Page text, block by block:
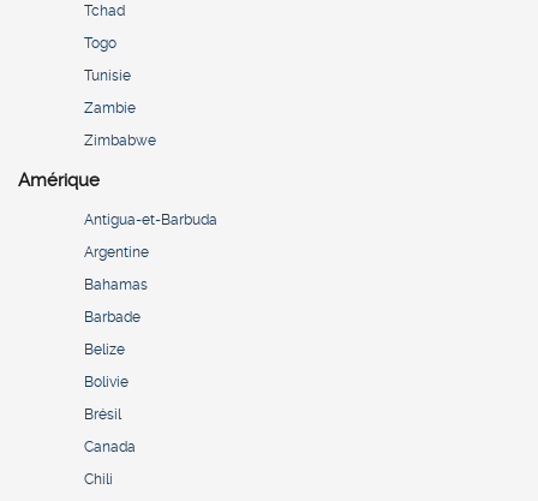
Tchad
Togo
Tunisie
Zambie
Zimbabwe
Amérique
Antigua-et-Barbuda
Argentine
Bahamas
Barbade
Belize
Bolivie
Brésil
Canada
Chili